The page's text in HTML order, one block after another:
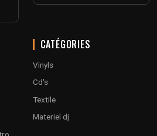
CATÉGORIES
Vinyls
Cd's
Textile
Materiel dj